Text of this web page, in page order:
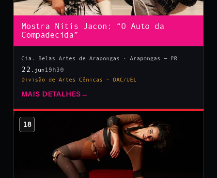
Mostra Nitis Jacon: “O Auto da
Compadecida”
Cia. Belas Artes de Arapongas · Arapongas — PR
22 .jun 19h30
Divisão de Artes Cênicas – DAC/UEL
MAIS DETALHES →
18